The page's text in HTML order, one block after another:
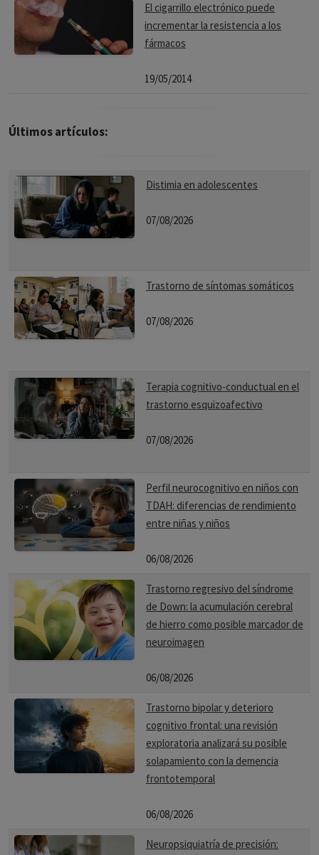
El cigarrillo electrónico puede
incrementar la resistencia a los
fármacos
19/05/2014
Últimos artículos:
Distimia en adolescentes
07/08/2026
Trastorno de síntomas somáticos
07/08/2026
Terapia cognitivo-conductual en el
trastorno esquizoafectivo
07/08/2026
Perfil neurocognitivo en niños con
TDAH: diferencias de rendimiento
entre niñas y niños
06/08/2026
Trastorno regresivo del síndrome
de Down: la acumulación cerebral
de hierro como posible marcador de
neuroimagen
06/08/2026
Trastorno bipolar y deterioro
cognitivo frontal: una revisión
exploratoria analizará su posible
solapamiento con la demencia
frontotemporal
06/08/2026
Neuropsiquiatría de precisión: